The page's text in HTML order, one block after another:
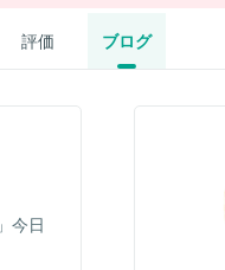
評価 ブログ
今日